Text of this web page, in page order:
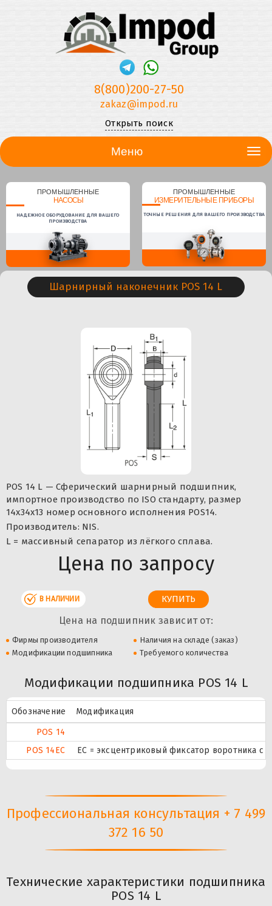
8(800)200-27-50
zakaz@impod.ru
Открыть поиск
Меню
ПРОМЫШЛЕННЫЕ
НАСОСЫ
НАДЕЖНОЕ ОБОРУДОВАНИЕ ДЛЯ ВАШЕГО
ПРОИЗВОДСТВА
ПРОМЫШЛЕННЫЕ
ИЗМЕРИТЕЛЬНЫЕ ПРИБОРЫ
ТОЧНЫЕ РЕШЕНИЯ ДЛЯ ВАШЕГО ПРОИЗВОДСТВА
Шарнирный наконечник POS 14 L
POS 14 L — Сферический шарнирный подшипник,
импортное производство по ISO стандарту, размер
14x34x13 номер основного исполнения POS14.
Производитель: NIS.
L = массивный сепаратор из лёгкого сплава.
Цена по запросу
В НАЛИЧИИ
Цена на подшипник зависит от:
Фирмы производителя
Наличия на складе (заказ)
Модификации подшипника
Требуемого количества
Модификации подшипника POS 14 L
Обозначение
Модификация
POS 14
POS 14EC
ЕС = эксцентриковый фиксатор воротника с
Профессиональная консультация + 7 499
372 16 50
Технические характеристики подшипника
POS 14 L